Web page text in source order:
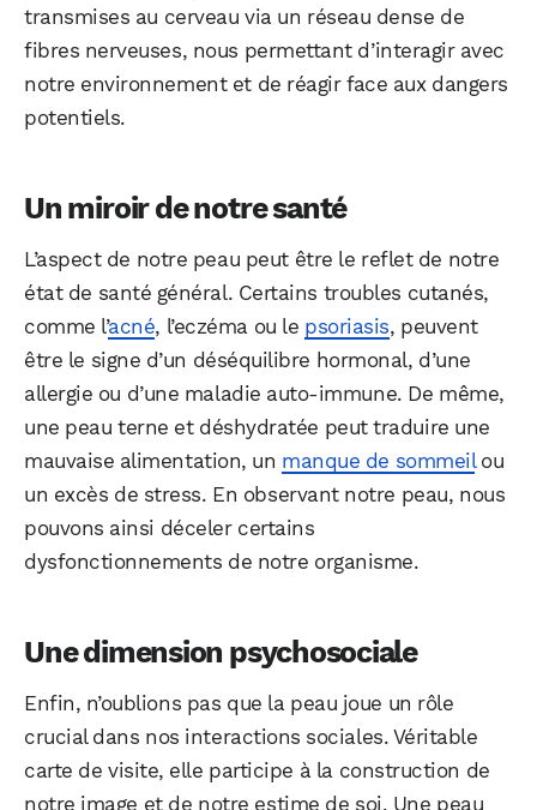
transmises au cerveau via un réseau dense de
fibres nerveuses, nous permettant d’interagir avec
notre environnement et de réagir face aux dangers
potentiels.
Un miroir de notre santé
L’aspect de notre peau peut être le reflet de notre
état de santé général. Certains troubles cutanés,
comme l’acné, l’eczéma ou le psoriasis, peuvent
être le signe d’un déséquilibre hormonal, d’une
allergie ou d’une maladie auto-immune. De même,
une peau terne et déshydratée peut traduire une
mauvaise alimentation, un manque de sommeilou
un excès de stress. En observant notre peau, nous
pouvons ainsi déceler certains
dysfonctionnements de notre organisme.
Une dimension psychosociale
Enfin, n’oublions pas que la peau joue un rôle
crucial dans nos interactions sociales. Véritable
carte de visite, elle participe à la construction de
notre image et de notre estime de soi. Une peau
WhatsApp Telegram Email